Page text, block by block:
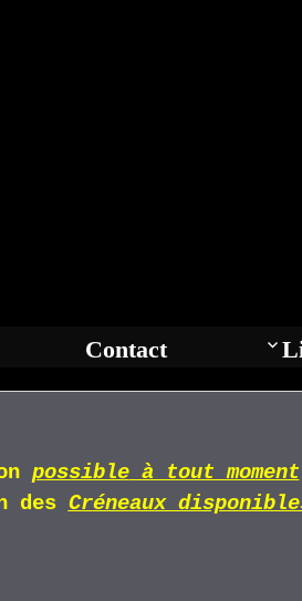
Contact
possibleà tout moment
des Créneaux